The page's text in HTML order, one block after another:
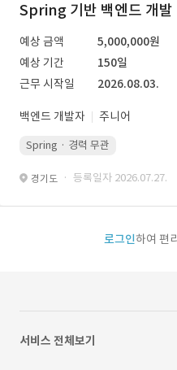
Spring 기반 백엔드 개발
예상 금액
5,000,000원
예상 기간
150일
근무 시작일
2026.08.03.
백엔드 개발자 주니어
Spring · 경력 무관
경기도 · 등록일자 2026.07.27.
로그인하여 편
서비스 전체보기